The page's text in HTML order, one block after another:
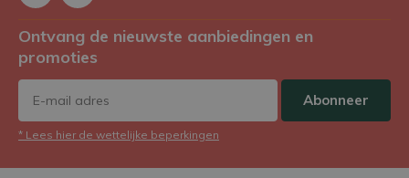
Ontvang de nieuwste aanbiedingen en
promoties
Abonneer
* Lees hier de wettelijke beperkingen